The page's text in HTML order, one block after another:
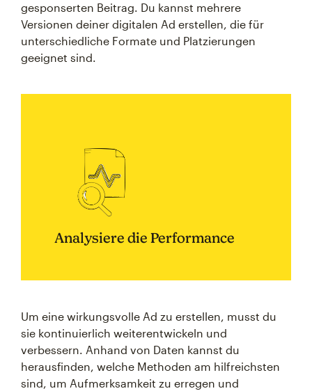
gesponserten Beitrag. Du kannst mehrere
Versionen deiner digitalen Ad erstellen, die für
unterschiedliche Formate und Platzierungen
geeignet sind.
Analysiere die Performance
Um eine wirkungsvolle Ad zu erstellen, musst du
sie kontinuierlich weiterentwickeln und
verbessern. Anhand von Daten kannst du
herausfinden, welche Methoden am hilfreichsten
sind, um Aufmerksamkeit zu erregen und